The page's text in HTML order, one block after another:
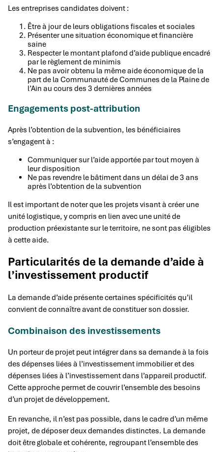
Les entreprises candidates doivent :
Être à jour de leurs obligations fiscales et sociales
Présenter une situation économique et financière
saine
Respecter le montant plafond d’aide publique encadré
par le règlement de minimis
Ne pas avoir obtenu la même aide économique de la
part de la Communauté de Communes de la Plaine de
l’Ain au cours des 3 dernières années
Engagements post-attribution
Après l’obtention de la subvention, les bénéficiaires
s’engagent à :
Communiquer sur l’aide apportée par tout moyen à
leur disposition
Ne pas revendre le bâtiment dans un délai de 3 ans
après l’obtention de la subvention
Il est important de noter que les projets visant à créer une
unité logistique, y compris en lien avec une unité de
production préexistante sur le territoire, ne sont pas éligibles
à cette aide.
Particularités de la demande d’aide à
l’investissement productif
La demande d’aide présente certaines spécificités qu’il
convient de connaître avant de constituer son dossier.
Combinaison des investissements
Un porteur de projet peut intégrer dans sa demande à la fois
des dépenses liées à l’investissement immobilier et des
dépenses liées à l’investissement dans l’appareil productif.
Cette approche permet de couvrir l’ensemble des besoins
d’un projet de développement.
En revanche, il n’est pas possible, dans le cadre d’un même
projet, de déposer deux demandes distinctes. La demande
doit être globale et cohérente, regroupant l’ensemble des